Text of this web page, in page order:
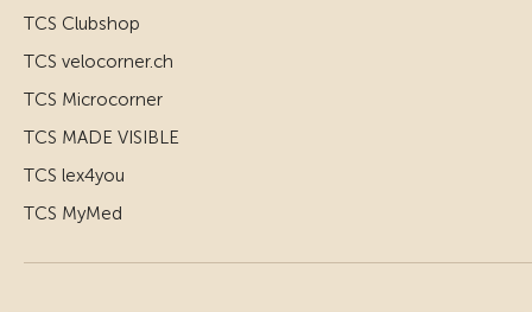
TCS Clubshop
TCS velocorner.ch
TCS Microcorner
TCS MADE VISIBLE
TCS lex4you
TCS MyMed